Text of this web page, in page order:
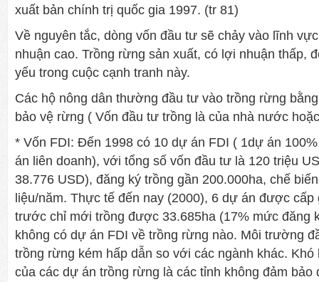
xuất bản chính trị quốc gia 1997. (tr 81)
Về nguyên tắc, dòng vốn đầu tư sẽ chảy vào lĩnh
nhuận cao. Trồng rừng sản xuất, có lợi nhuận thấp,
yếu trong cuộc cạnh tranh này.
Các hộ nông dân thường đầu tư vào trồng rừng
bảo vệ rừng ( Vốn đầu tư trồng là của nhà nước
* Vốn FDI: Đến 1998 có 10 dự án FDI ( 1dự án
án liên doanh), với tổng số vốn đầu tư là 120 triệu
38.776 USD), đăng ký trồng gần 200.000ha, chế
liệu/năm. Thực tế đến nay (2000), 6 dự án được
trước chỉ mới trồng được 33.685ha (17% mức đăng
không có dự án FDI về trồng rừng nào. Môi trường
trồng rừng kém hấp dẫn so với các ngành khác.
của các dự án trồng rừng là các tỉnh không đảm bảo